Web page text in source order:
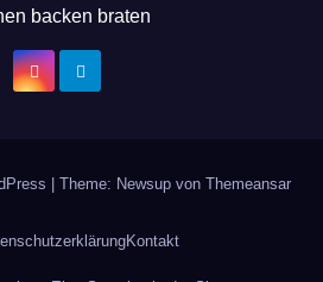
backen braten
Theme: Newsup von Themeansar
Kontakt